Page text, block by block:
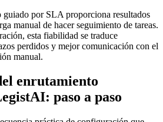
guiado por SLA proporciona resultados
manual de hacer seguimiento de tareas.
esta fiabilidad se traduce
perdidos y mejor comunicación con el
manual.
enrutamiento
paso a paso